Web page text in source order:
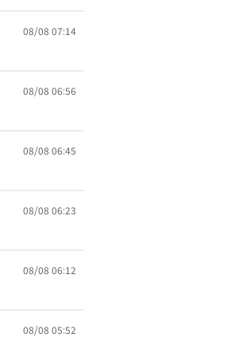
08/08 07:14
08/08 06:56
08/08 06:45
08/08 06:23
08/08 06:12
08/08 05:52